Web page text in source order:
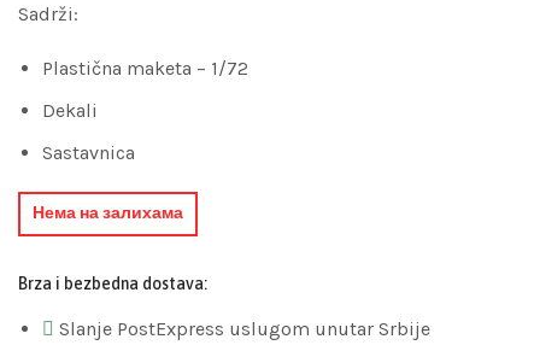
Sadrži:
Plastična maketa – 1/72
Dekali
Sastavnica
Нема на залихама
Brza i bezbedna dostava:
Slanje PostExpress uslugom unutar Srbije